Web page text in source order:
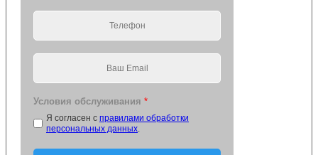
Условия обслуживания *
Я согласен с правилами обработки
персональных данных